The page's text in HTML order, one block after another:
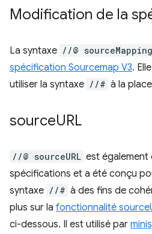
Modification de la
La syntaxe //@
spécification Sourcemap V3.
utiliser la syntaxe //# à la
sourceURL
//@ sourceURL est également
spécifications et a été conçu
syntaxe //# à des fins de
plus sur la fonctionnalité
ci-dessous. Il est utilisé par